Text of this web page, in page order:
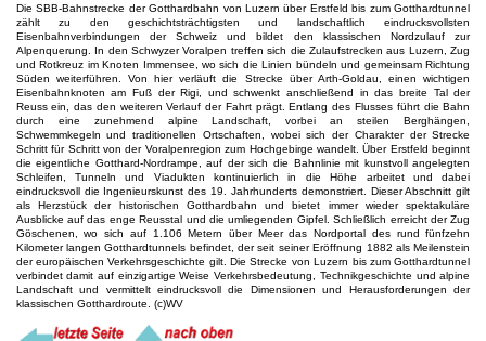
Die SBB-Bahnstrecke der Gotthardbahn von Luzern über Erstfeld bis zum Gotthardtunnel
zählt zu den geschichtsträchtigsten und landschaftlich eindrucksvollsten
Eisenbahnverbindungen der Schweiz und bildet den klassischen Nordzulauf zur
Alpenquerung. In den Schwyzer Voralpen treffen sich die Zulaufstrecken aus Luzern, Zug
und Rotkreuz im Knoten Immensee, wo sich die Linien bündeln und gemeinsam Richtung
Süden weiterführen. Von hier verläuft die Strecke über Arth-Goldau, einen wichtigen
Eisenbahnknoten am Fuß der Rigi, und schwenkt anschließend in das breite Tal der
Reuss ein, das den weiteren Verlauf der Fahrt prägt. Entlang des Flusses führt die Bahn
durch eine zunehmend alpine Landschaft, vorbei an steilen Berghängen,
Schwemmkegeln und traditionellen Ortschaften, wobei sich der Charakter der Strecke
Schritt für Schritt von der Voralpenregion zum Hochgebirge wandelt. Über Erstfeld beginnt
die eigentliche Gotthard-Nordrampe, auf der sich die Bahnlinie mit kunstvoll angelegten
Schleifen, Tunneln und Viadukten kontinuierlich in die Höhe arbeitet und dabei
eindrucksvoll die Ingenieurskunst des 19. Jahrhunderts demonstriert. Dieser Abschnitt gilt
als Herzstück der historischen Gotthardbahn und bietet immer wieder spektakuläre
Ausblicke auf das enge Reusstal und die umliegenden Gipfel. Schließlich erreicht der Zug
Göschenen, wo sich auf 1.106 Metern über Meer das Nordportal des rund fünfzehn
Kilometer langen Gotthardtunnels befindet, der seit seiner Eröffnung 1882 als Meilenstein
der europäischen Verkehrsgeschichte gilt. Die Strecke von Luzern bis zum Gotthardtunnel
verbindet damit auf einzigartige Weise Verkehrsbedeutung, Technikgeschichte und alpine
Landschaft und vermittelt eindrucksvoll die Dimensionen und Herausforderungen der
klassischen Gotthardroute. (c)WV